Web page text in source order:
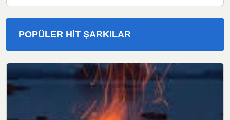
POPÜLER HIT ŞARKILAR